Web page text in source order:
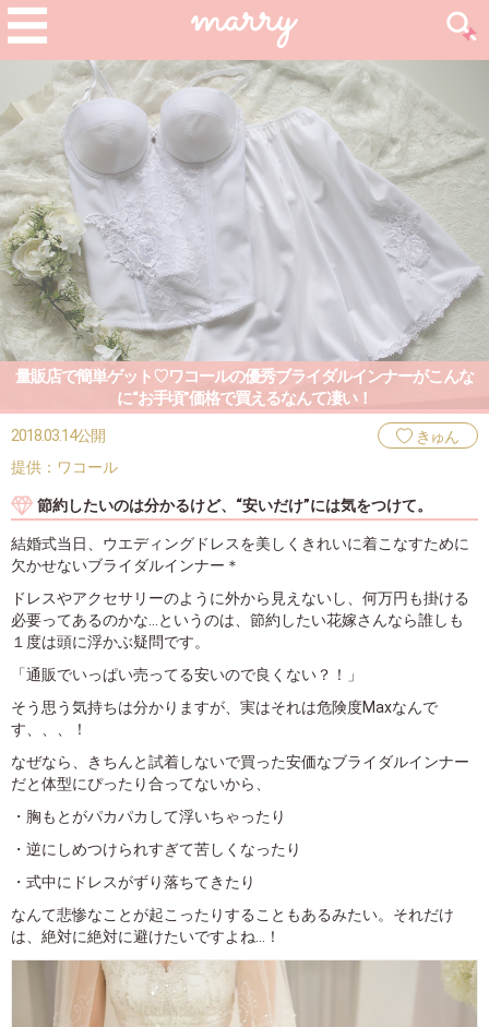
量販店で簡単ゲット♡ワコールの優秀ブライダルインナーがこんな
に“お手頃”価格で買えるなんて凄い！
2018.03.14公開
きゅん
提供：ワコール
節約したいのは分かるけど、“安いだけ”には気をつけて。
結婚式当日、ウエディングドレスを美しくきれいに着こなすために
欠かせないブライダルインナー＊
ドレスやアクセサリーのように外から見えないし、何万円も掛ける
必要ってあるのかな...というのは、節約したい花嫁さんなら誰しも
１度は頭に浮かぶ疑問です。
「通販でいっぱい売ってる安いので良くない？！」
そう思う気持ちは分かりますが、実はそれは危険度Maxなんで
す、、、！
なぜなら、きちんと試着しないで買った安価なブライダルインナー
だと体型にぴったり合ってないから、
・胸もとがパカパカして浮いちゃったり
・逆にしめつけられすぎて苦しくなったり
・式中にドレスがずり落ちてきたり
なんて悲惨なことが起こったりすることもあるみたい。それだけ
は、絶対に絶対に避けたいですよね...！